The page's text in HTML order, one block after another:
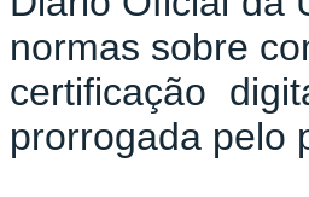
normas sobre
certificação
prorrogada pelo